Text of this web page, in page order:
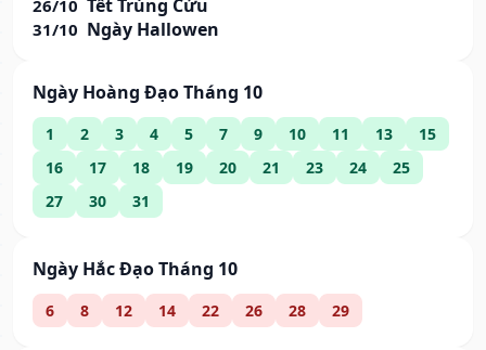
26/10 Tết Trùng Cửu
31/10 Ngày Hallowen
Ngày Hoàng Đạo Tháng 10
1 2 3 4 5 7 9 10 11 13
15
16
17 18 19 20 21 23 24
25
27
30 31
Ngày Hắc Đạo Tháng 10
6 8 12 14 22 26 28 29